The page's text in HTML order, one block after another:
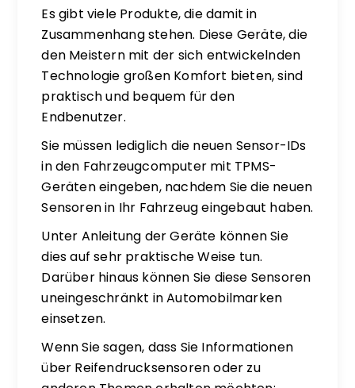
Es gibt viele Produkte, die damit in
Zusammenhang stehen. Diese Geräte, die
den Meistern mit der sich entwickelnden
Technologie großen Komfort bieten, sind
praktisch und bequem für den
Endbenutzer.
Sie müssen lediglich die neuen Sensor-IDs
in den Fahrzeugcomputer mit TPMS-
Geräten eingeben, nachdem Sie die neuen
Sensoren in Ihr Fahrzeug eingebaut haben.
Unter Anleitung der Geräte können Sie
dies auf sehr praktische Weise tun.
Darüber hinaus können Sie diese Sensoren
uneingeschränkt in Automobilmarken
einsetzen.
Wenn Sie sagen, dass Sie Informationen
über Reifendrucksensoren oder zu